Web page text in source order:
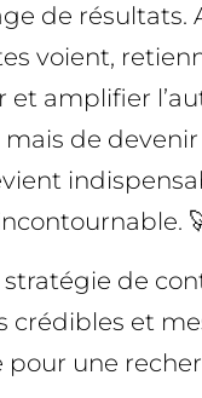
résultats.
voient,
et amplifier
de
de
et
une